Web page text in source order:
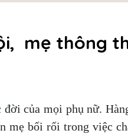
mẹ thông
của mọi phụ nữ.
mẹ bối rối trong việc